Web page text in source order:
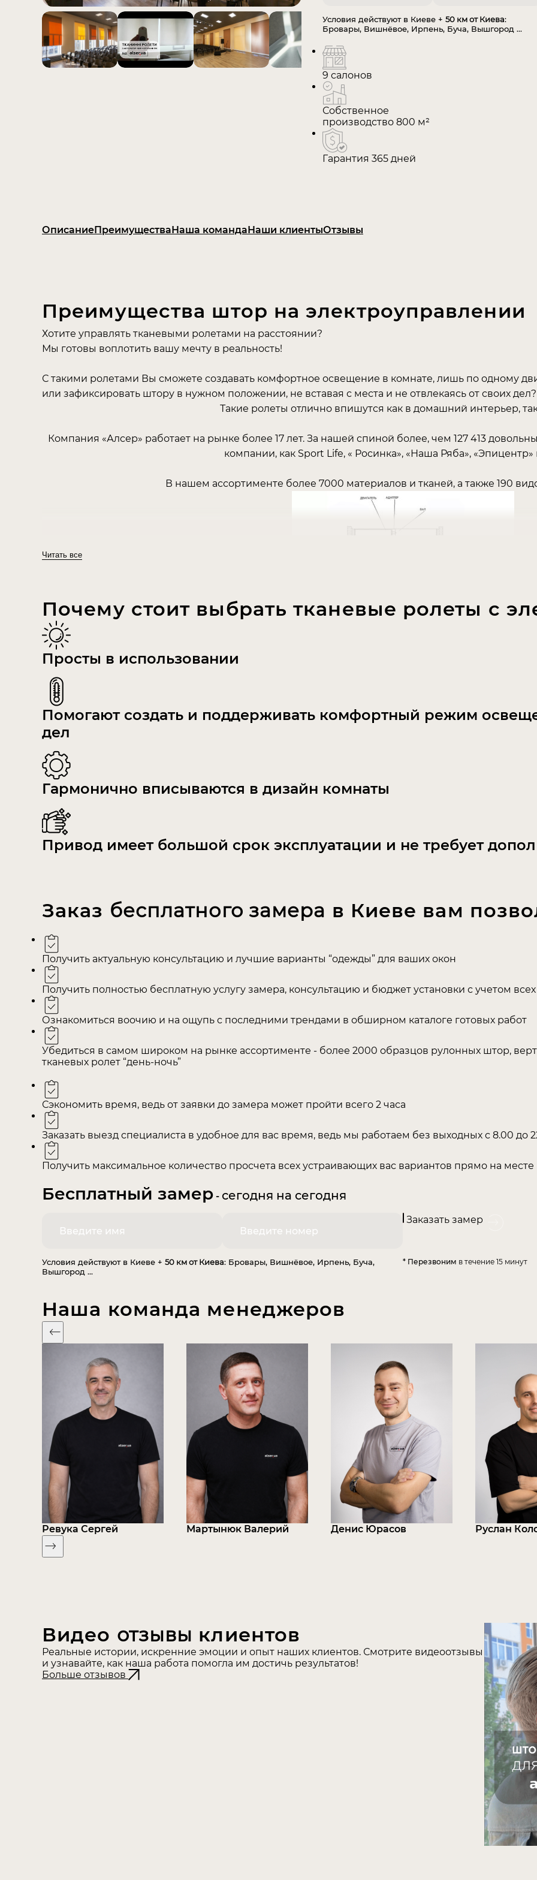
Условия действуют в Киеве + 50 км от Киева:
Бровары, Вишнёвое, Ирпень, Буча, Вышгород ...
9 салонов
Собственное
производство 800 м²
Гарантия 365 дней
ОписаниеПреимуществаНаша командаНаши клиентыОтзывы
Преимущества штор на электроуправлении
Хотите управлять тканевыми ролетами на расстоянии?
Мы готовы воплотить вашу мечту в реальность!
С такими ролетами Вы сможете создавать комфортное освещение в комнате, лишь по одному
или зафиксировать штору в нужном положении, не вставая с места и не отвлекаясь от своих дел?
Такие ролеты отлично впишутся как в домашний интерьер,
Компания «Алсер» работает на рынке более 17 лет. За нашей спиной более, чем 127 413
компании, как Sport Life, « Росинка», «Наша Ряба», «Эпицентр»
В нашем ассортименте более 7000 материалов и тканей, а также 190
Читать все
Почему стоит выбрать тканевые ролеты с
Просты в использовании
Помогают создать и поддерживать комфортный режим
дел
Гармонично вписываются в дизайн комнаты
Привод имеет большой срок эксплуатации и не требует
Заказ бесплатного замера в Киеве вам
Получить актуальную консультацию и лучшие варианты “одежды” для ваших окон
Получить полностью бесплатную услугу замера, консультацию и бюджет установки с учетом
Ознакомиться воочию и на ощупь с последними трендами в обширном каталоге готовых работ
Убедиться в самом широком на рынке ассортименте - более 2000 образцов рулонных штор,
тканевых ролет “день-ночь”
Сэкономить время, ведь от заявки до замера может пройти всего 2 часа
Заказать выезд специалиста в удобное для вас время, ведь мы работаем без выходных с 8.00 до
Получить максимальное количество просчета всех устраивающих вас вариантов прямо на месте
Бесплатный замер - сегодня на сегодня
Условия действуют в Киеве + 50 км от Киева: Бровары, Вишнёвое, Ирпень, Буча,
Вышгород ...
Заказать замер
* Перезвоним в течение 15 минут
Наша команда менеджеров
Ревука Сергей Мартынюк Валерий Денис Юрасов Руслан
Видео отзывы клиентов
Реальные истории, искренние эмоции и опыт наших клиентов. Смотрите видеоотзывы
и узнавайте, как наша работа помогла им достичь результатов!
Больше отзывов